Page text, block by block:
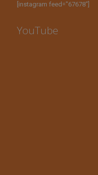
[instagram feed="67678"]
YouTube